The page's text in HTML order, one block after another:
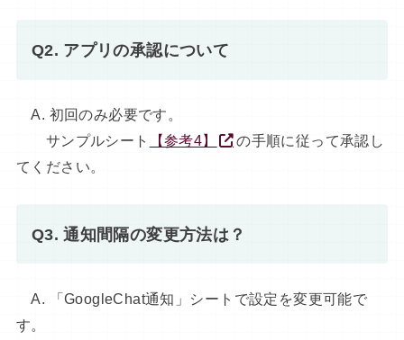
Q2. アプリの承認について
A. 初回のみ必要です。
サンプルシート
【参考4】
の手順に従って承認し
てください。
Q3. 通知間隔の変更方法は？
A. 「GoogleChat通知」シートで設定を変更可能で
す。